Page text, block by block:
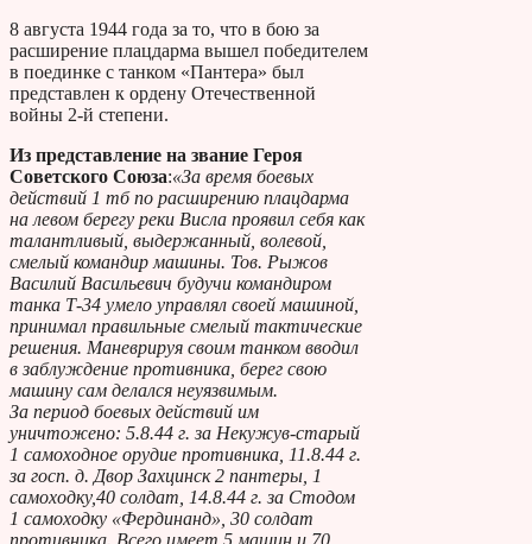
8 августа 1944 года за то, что в бою за
расширение плацдарма вышел победителем
в поединке с танком «Пантера» был
представлен к ордену Отечественной
войны 2-й степени.
Из представление на звание Героя
Советского Союза:«За время боевых
действий 1 тб по расширению плацдарма
на левом берегу реки Висла проявил себя как
талантливый, выдержанный, волевой,
смелый командир машины. Тов. Рыжов
Василий Васильевич будучи командиром
танка Т-34 умело управлял своей машиной,
принимал правильные смелый тактические
решения. Маневрируя своим танком вводил
в заблуждение противника, берег свою
машину сам делался неуязвимым.
За период боевых действий им
уничтожено: 5.8.44 г. за Некужув-старый
1 самоходное орудие противника, 11.8.44 г.
за госп. д. Двор Захцинск 2 пантеры, 1
самоходку,40 солдат, 14.8.44 г. за Стодом
1 самоходку «Фердинанд», 30 солдат
противника. Всего имеет 5 машин и 70